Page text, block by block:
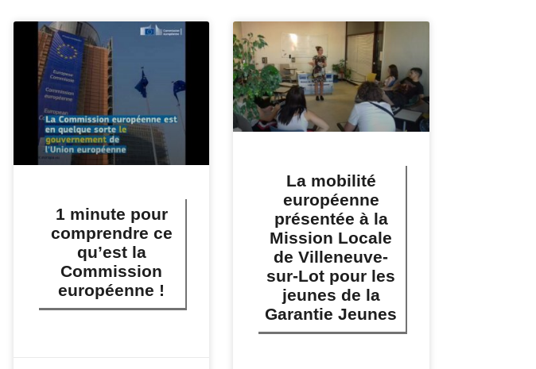
1 minute pour
comprendre ce
qu’est la
Commission
européenne !
La mobilité
européenne
présentée à la
Mission Locale
de Villeneuve-
sur-Lot pour les
jeunes de la
Garantie Jeunes